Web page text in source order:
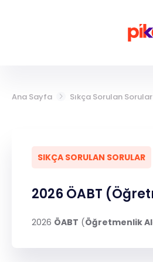
YKS
DGS
KPSS
MEB-AGS
Ana Sayfa Sıkça Sorulan Sorular
SIKÇA SORULAN SORULAR
2026 ÖABT
2026 ÖABT (Öğretmenlik